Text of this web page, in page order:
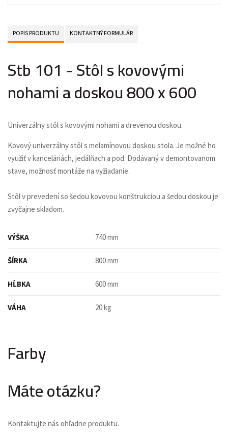
POPIS PRODUKTU KONTAKTNÝ FORMULÁR
Stb 101 - Stôl s kovovými
nohami a doskou 800 x 600
Univerzálny stôl s kovovými nohami a drevenou doskou.
Kovový univerzálny stôl s melamínovou doskou stola. Je možné ho
využiť v kanceláriách, jedálňach a pod. Dodávaný v demontovanom
stave, možnosť montáže na vyžiadanie.
Stôl v prevedení so šedou kovovou konštrukciou a šedou doskou je
zvyčajne skladom.
VÝŠKA 740 mm
ŠÍRKA 800 mm
HĹBKA 600 mm
VÁHA 20 kg
Farby
Máte otázku?
Kontaktujte nás ohľadne produktu.